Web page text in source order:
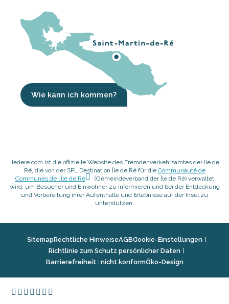
Wie kann ich kommen?
iledere.com ist die offizielle Website des Fremdenverkehrsamtes der Ile de
Ré, die von der SPL Destination Île de Ré für die Communauté de
Communes de l’Île de Ré
(Gemeindeverband der Île de Ré) verwaltet
wird, um Besucher und Einwohner zu informieren und bei der Entdeckung
und Vorbereitung ihrer Aufenthalte und Erlebnisse auf der Insel zu
unterstützen.
SitemapRechtliche HinweiseAGBCookie-Einstellungen
Richtlinie zum Schutz persönlicher Daten
Barrierefreiheit : nicht konformÖko-Design